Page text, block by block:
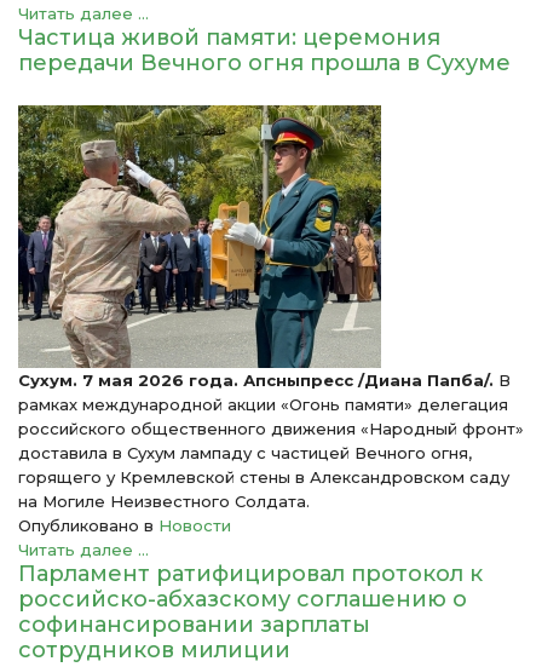
Читать далее ...
Частица живой памяти: церемония
передачи Вечного огня прошла в Сухуме
Сухум. 7 мая 2026 года. Апсныпресс /Диана Папба/. В
рамках международной акции «Огонь памяти» делегация
российского общественного движения «Народный фронт»
доставила в Сухум лампаду с частицей Вечного огня,
горящего у Кремлевской стены в Александровском саду
на Могиле Неизвестного Солдата.
Опубликовано в Новости
Читать далее ...
Парламент ратифицировал протокол к
российско-абхазскому соглашению о
софинансировании зарплаты
сотрудников милиции